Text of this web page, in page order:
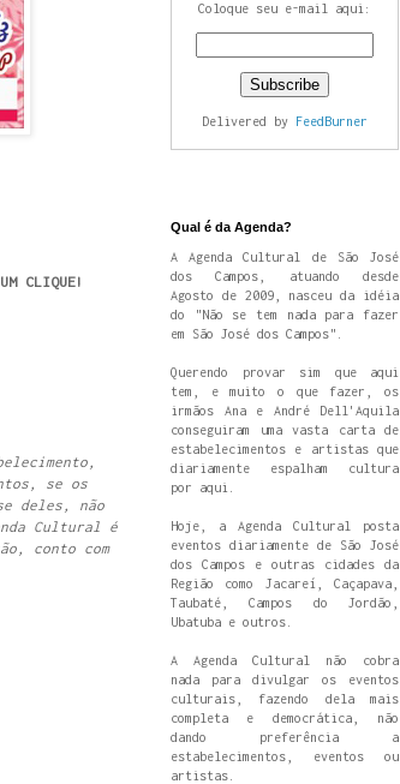
CLIQUE!
se os
deles, não
Cultural é
conto com
Coloque seu e-mail aqui:
Delivered by FeedBurner
Qual é da Agenda?
A Agenda Cultural de São José
dos Campos, atuando desde
Agosto de 2009, nasceu da idéia
do "Não se tem nada para fazer
em São José dos Campos".
Querendo provar sim que aqui
tem, e muito o que fazer, os
irmãos Ana e André Dell'Aquila
conseguiram uma vasta carta de
estabelecimentos e artistas que
diariamente espalham cultura
por aqui.
Hoje, a Agenda Cultural posta
eventos diariamente de São José
dos Campos e outras cidades da
Região como Jacareí, Caçapava,
Taubaté, Campos do Jordão,
Ubatuba e outros.
A Agenda Cultural não cobra
nada para divulgar os eventos
culturais, fazendo dela mais
completa e democrática, não
dando preferência a
estabelecimentos, eventos ou
artistas.